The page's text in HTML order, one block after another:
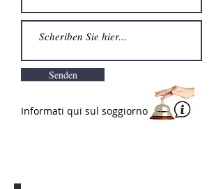
Senden
Informati qui sul soggiorno